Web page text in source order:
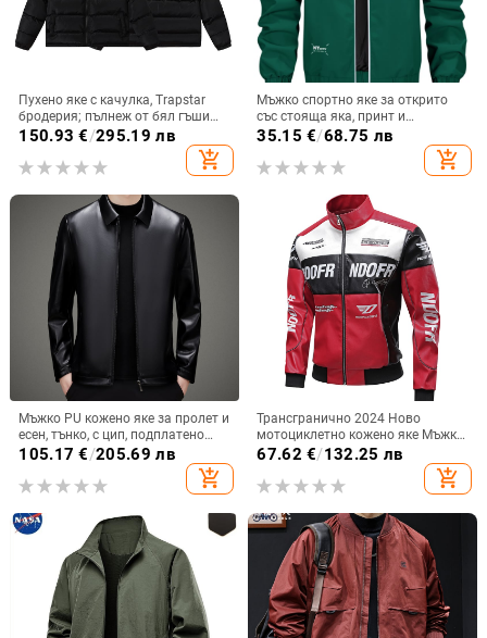
Пухено яке с качулка, Trapstar
бродерия; пълнеж от бял гъши
пух; ветрозащитно; запълване
облекло унисекс
150.93 €/295.19 лв
add_shopping_cart
Мъжко спортно яке за открито
със стояща яка, принт и
свободна кройка
35.15 €/68.75 лв
add_shopping_cart
Мъжко PU кожено яке за пролет и
есен, тънко, с цип, подплатено
флис, без качулка, бащински стил
105.17 €/205.69 лв
add_shopping_cart
Трансгранично 2024 Ново
мотоциклетно кожено яке Мъжко
кожено яке Мъжко яке
Контрастно цветно състезателно
яке Модерна марка За
67.62 €/132.25 лв
add_shopping_cart